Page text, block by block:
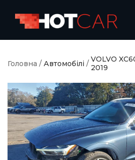
Головна / Автомобілі / VOLVO
2019